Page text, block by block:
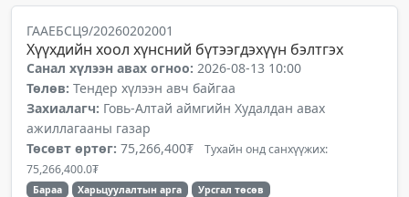
ГААЕБСЦ9/20260202001
Хүүхдийн хоол хүнсний бүтээгдэхүүн бэлтгэх
Санал хүлээн авах огноо: 2026-08-13 10:00
Төлөв: Тендер хүлээн авч байгаа
Захиалагч: Говь-Алтай аймгийн Худалдан авах
ажиллагааны газар
Төсөвт өртөг: 75,266,400₮ Тухайн онд санхүүжих:
75,266,400.0₮
Бараа Харьцуулалтын арга Урсгал төсөв